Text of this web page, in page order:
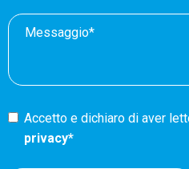
Accetto e dichiaro di aver
privacy*